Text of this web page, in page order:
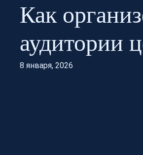
Как
аудитории
8 января, 2026